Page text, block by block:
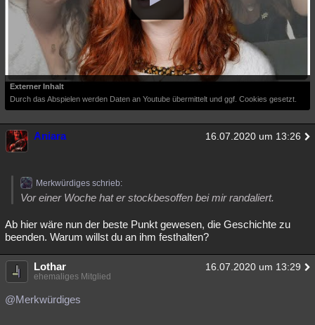
Externer Inhalt
Durch das Abspielen werden Daten an Youtube übermittelt und ggf. Cookies gesetzt.
Aniara 16.07.2020 um 13:26
Merkwürdiges schrieb:
Vor einer Woche hat er stockbesoffen bei mir randaliert.
Ab hier wäre nun der beste Punkt gewesen, die Geschichte zu
beenden. Warum willst du an ihm festhalten?
Lothar 16.07.2020 um 13:29
ehemaliges Mitglied
@Merkwürdiges